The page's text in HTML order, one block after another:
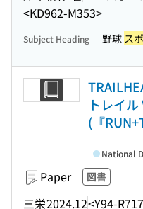
<KD962-M353>
Subject Heading 野球 ス
トレイ
(『
Paper 図書
三栄2024.12<Y94-
National